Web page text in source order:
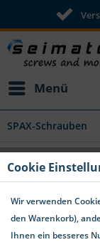
Menü
SPAX-Schrauben
SPAX
Senkkopf T-
Cookie
Wir verwenden
den Warenkorb),
Ihnen ein besseres